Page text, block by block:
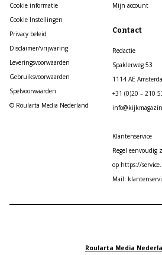
Cookie informatie
Cookie Instellingen
Privacy beleid
Disclaimer/vrijwaring
Leveringsvoorwaarden
Gebruiksvoorwaarden
Spelvoorwaarden
© Roularta Media Nederland
Mijn account
Contact
Redactie
Spaklerweg 53
1114 AE
+31 (0)20 – 210
Klantenservice
Regel eenvoudig
op https://
Mail:
Roularta Media